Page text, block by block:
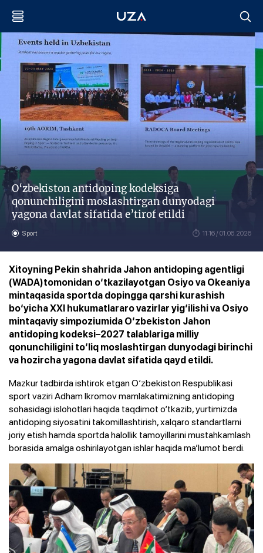
O‘zbekiston antidoping kodeksiga
qonunchiligini moslashtirgan dunyodagi
yagona davlat sifatida e’tirof etildi
Sport 11:16 / 01.06.2026
Xitoyning Pekin shahrida Jahon antidoping agentligi
(WADA)tomonidan o‘tkazilayotgan Osiyo va Okeaniya
mintaqasida sportda dopingga qarshi kurashish
bo‘yicha XXI hukumatlararo vazirlar yig‘ilishi va Osiyo
mintaqaviy simpoziumida O‘zbekiston Jahon
antidoping kodeksi–2027 talablariga milliy
qonunchiligini to‘liq moslashtirgan dunyodagi birinchi
va hozircha yagona davlat sifatida qayd etildi.
Mazkur tadbirda ishtirok etgan O‘zbekiston Respublikasi
sport vaziri Adham Ikromov mamlakatimizning antidoping
sohasidagi islohotlari haqida taqdimot o‘tkazib, yurtimizda
antidoping siyosatini takomillashtirish, xalqaro standartlarni
joriy etish hamda sportda halollik tamoyillarini mustahkamlash
borasida amalga oshirilayotgan ishlar haqida ma’lumot berdi.